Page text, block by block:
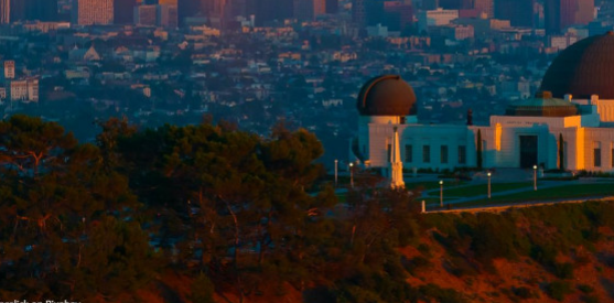
Užice Bajina Bašta
Smederevo Subotica
Čačak Uvac
Pančevo Novi Pazar
Vranje Gornji Milanovac
Paraćin Bor